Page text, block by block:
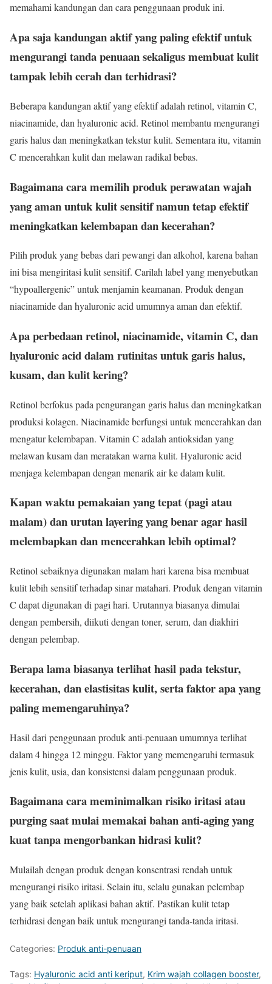
memahami kandungan dan cara penggunaan produk ini.
Apa saja kandungan aktif yang paling efektif untuk
mengurangi tanda penuaan sekaligus membuat kulit
tampak lebih cerah dan terhidrasi?
Beberapa kandungan aktif yang efektif adalah retinol, vitamin C,
niacinamide, dan hyaluronic acid. Retinol membantu mengurangi
garis halus dan meningkatkan tekstur kulit. Sementara itu, vitamin
C mencerahkan kulit dan melawan radikal bebas.
Bagaimana cara memilih produk perawatan wajah
yang aman untuk kulit sensitif namun tetap efektif
meningkatkan kelembapan dan kecerahan?
Pilih produk yang bebas dari pewangi dan alkohol, karena bahan
ini bisa mengiritasi kulit sensitif. Carilah label yang menyebutkan
“hypoallergenic” untuk menjamin keamanan. Produk dengan
niacinamide dan hyaluronic acid umumnya aman dan efektif.
Apa perbedaan retinol, niacinamide, vitamin C, dan
hyaluronic acid dalam rutinitas untuk garis halus,
kusam, dan kulit kering?
Retinol berfokus pada pengurangan garis halus dan meningkatkan
produksi kolagen. Niacinamide berfungsi untuk mencerahkan dan
mengatur kelembapan. Vitamin C adalah antioksidan yang
melawan kusam dan meratakan warna kulit. Hyaluronic acid
menjaga kelembapan dengan menarik air ke dalam kulit.
Kapan waktu pemakaian yang tepat (pagi atau
malam) dan urutan layering yang benar agar hasil
melembapkan dan mencerahkan lebih optimal?
Retinol sebaiknya digunakan malam hari karena bisa membuat
kulit lebih sensitif terhadap sinar matahari. Produk dengan vitamin
C dapat digunakan di pagi hari. Urutannya biasanya dimulai
dengan pembersih, diikuti dengan toner, serum, dan diakhiri
dengan pelembap.
Berapa lama biasanya terlihat hasil pada tekstur,
kecerahan, dan elastisitas kulit, serta faktor apa yang
paling memengaruhinya?
Hasil dari penggunaan produk anti-penuaan umumnya terlihat
dalam 4 hingga 12 minggu. Faktor yang memengaruhi termasuk
jenis kulit, usia, dan konsistensi dalam penggunaan produk.
Bagaimana cara meminimalkan risiko iritasi atau
purging saat mulai memakai bahan anti-aging yang
kuat tanpa mengorbankan hidrasi kulit?
Mulailah dengan produk dengan konsentrasi rendah untuk
mengurangi risiko iritasi. Selain itu, selalu gunakan pelembap
yang baik setelah aplikasi bahan aktif. Pastikan kulit tetap
terhidrasi dengan baik untuk mengurangi tanda-tanda iritasi.
Categories: Produk anti-penuaan
Tags: Hyaluronic acid anti keriput, Krim wajah collagen booster,